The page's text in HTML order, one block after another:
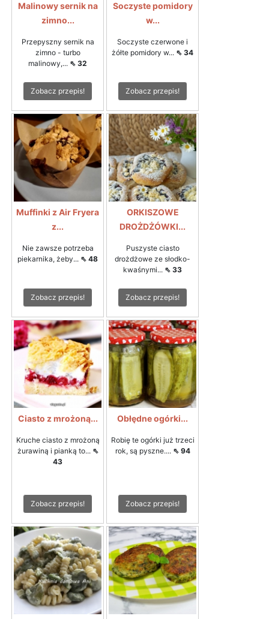
Malinowy sernik na
zimno...
Przepyszny sernik na
zimno - turbo
malinowy,... ⇖ 32
Zobacz przepis!
Soczyste pomidory
w...
Soczyste czerwone i
żółte pomidory w... ⇖ 34
Zobacz przepis!
Muffinki z Air Fryera
z...
Nie zawsze potrzeba
piekarnika, żeby... ⇖ 48
Zobacz przepis!
ORKISZOWE
DROŻDŻÓWKI...
Puszyste ciasto
drożdżowe ze słodko-
kwaśnymi... ⇖ 33
Zobacz przepis!
Ciasto z mrożoną...
Kruche ciasto z mrożoną
żurawiną i pianką to... ⇖
43
Zobacz przepis!
Obłędne ogórki...
Robię te ogórki już trzeci
rok, są pyszne.... ⇖ 94
Zobacz przepis!